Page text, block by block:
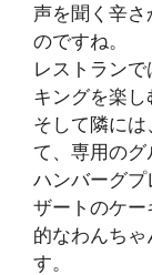
声を聞く辛さ
のですね。
レストラン
キングを楽し
そして隣に
て、専用のグ
ハンバーグ
ザートのケ
的なわんち
す。